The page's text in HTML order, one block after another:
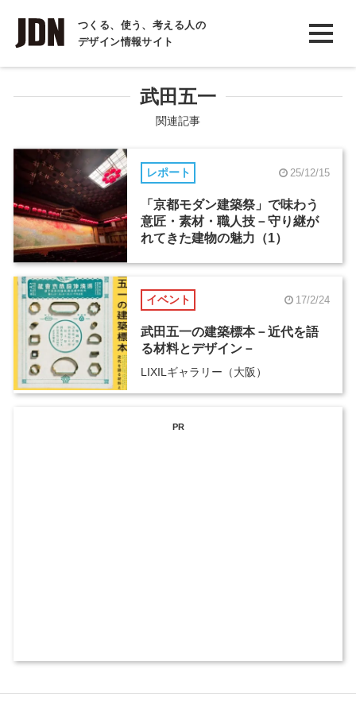
つくる、使う、考える人の
デザイン情報サイト
INTERVIEW
インタビュー
COLUMN
コラム
武田五一
関連記事
レポート 25/12/15
「京都モダン建築祭」で味わう
意匠・素材・職人技－守り継が
れてきた建物の魅力（1）
イベント 17/2/24
武田五一の建築標本－近代を語
る材料とデザイン－
LIXILギャラリー（大阪）
PR